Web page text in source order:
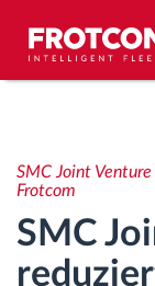
Driving
Driving
SMC Joint
Frotcom
SMC